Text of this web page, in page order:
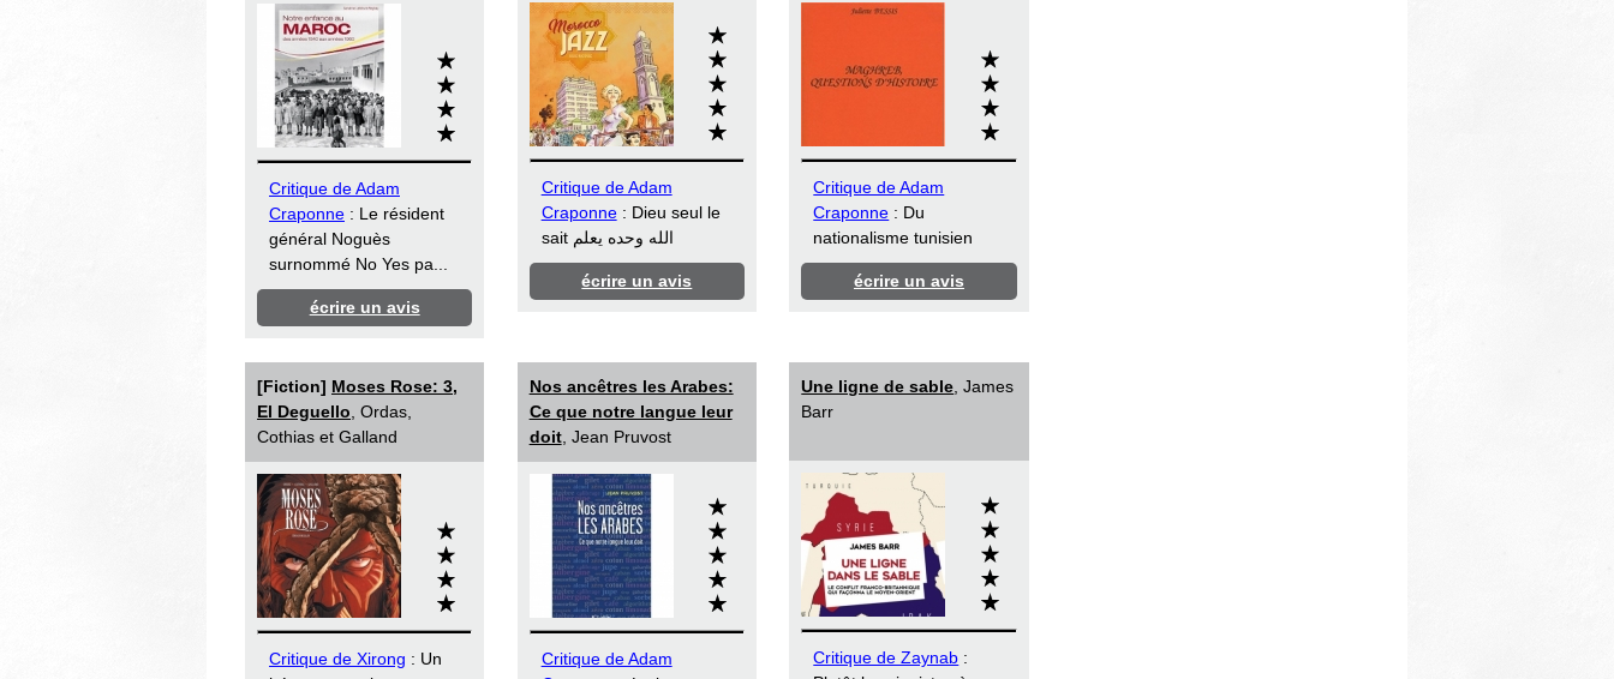
Critique de Adam
Craponne : Le résident
général Noguès
surnommé No Yes pa...
écrire un avis
Critique de Adam
Craponne: Dieu seul le
sait الله وحده يعلم
écrire un avis
Critique de Adam
Craponne : Du
nationalisme tunisien
écrire un avis
[Fiction] Moses Rose: 3,
El Deguello , Ordas,
Cothias et Galland
Critique de Xirong : Un
Nos ancêtres les Arabes:
Ce que notre langue leur
doit, Jean Pruvost
Critique de Adam
Une ligne de sable , James
Barr
Critique de Zaynab :